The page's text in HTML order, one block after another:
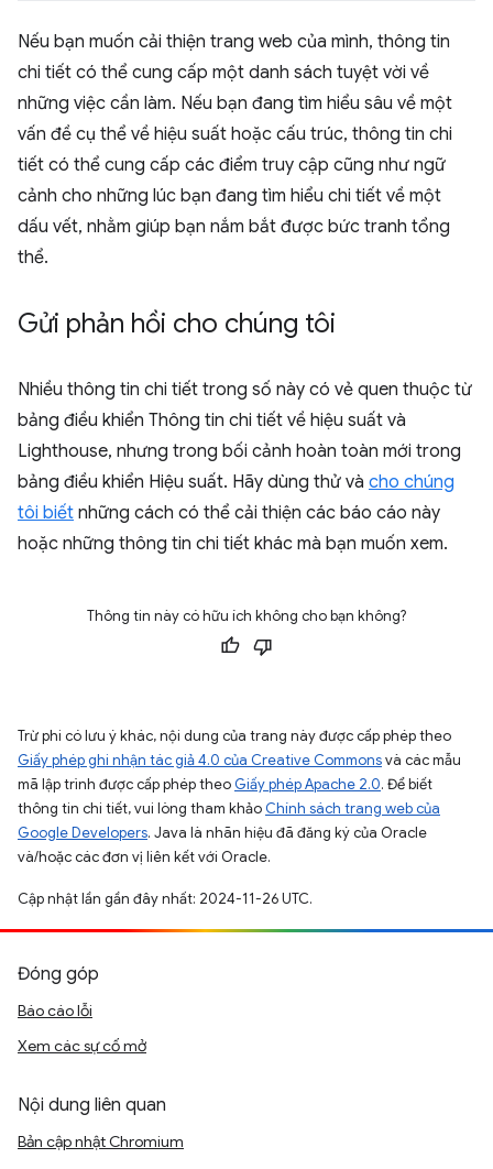
Nếu bạn muốn cải thiện trang web của mình, thông tin
chi tiết có thể cung cấp một danh sách tuyệt vời về
những việc cần làm. Nếu bạn đang tìm hiểu sâu về một
vấn đề cụ thể về hiệu suất hoặc cấu trúc, thông tin chi
tiết có thể cung cấp các điểm truy cập cũng như ngữ
cảnh cho những lúc bạn đang tìm hiểu chi tiết về một
dấu vết, nhằm giúp bạn nắm bắt được bức tranh tổng
thể.
Gửi phản hồi cho chúng tôi
Nhiều thông tin chi tiết trong số này có vẻ quen thuộc từ
bảng điều khiển Thông tin chi tiết về hiệu suất và
Lighthouse, nhưng trong bối cảnh hoàn toàn mới trong
bảng điều khiển Hiệu suất. Hãy dùng thử và cho chúng
tôi biết những cách có thể cải thiện các báo cáo này
hoặc những thông tin chi tiết khác mà bạn muốn xem.
Thông tin này có hữu ích không cho bạn không?
Trừ phi có lưu ý khác, nội dung của trang này được cấp phép theo
Giấy phép ghi nhận tác giả 4.0 của Creative Commonsvà các mẫu
mã lập trình được cấp phép theo Giấy phép Apache 2.0. Để biết
thông tin chi tiết, vui lòng tham khảo Chính sách trang web của
Google Developers. Java là nhãn hiệu đã đăng ký của Oracle
và/hoặc các đơn vị liên kết với Oracle.
Cập nhật lần gần đây nhất: 2024-11-26 UTC.
Đóng góp
Báo cáo lỗi
Xem các sự cố mở
Nội dung liên quan
Bản cập nhật Chromium